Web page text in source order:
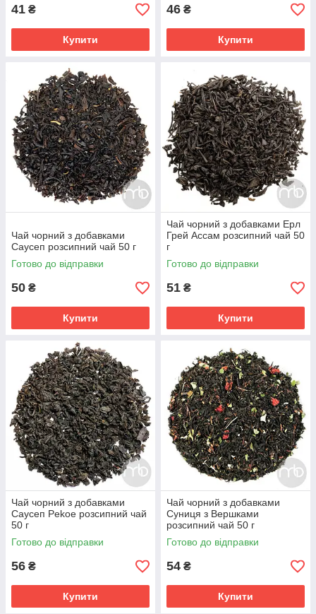
41 ₴
Купити
46 ₴
Купити
Чай чорний з добавками
Саусеп розсипний чай 50 г
Готово до відправки
50 ₴
Купити
Чай чорний з добавками Ерл
Грей Ассам розсипний чай 50
г
Готово до відправки
51 ₴
Купити
Чай чорний з добавками
Саусеп Pekoe розсипний чай
50 г
Готово до відправки
56 ₴
Купити
Чай чорний з добавками
Суниця з Вершками
розсипний чай 50 г
Готово до відправки
54 ₴
Купити